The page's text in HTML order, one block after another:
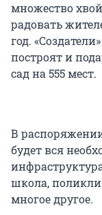
множество
радовать
год.
построят и
сад на 555 мест.
В
будет вся
школа,
многое другое.